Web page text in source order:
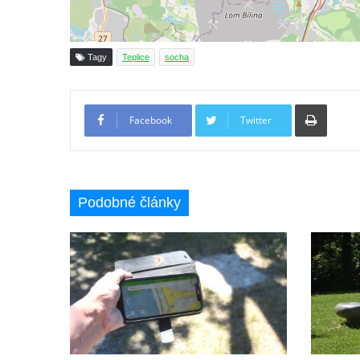
Socha Krista klesajícího pod křížem u
kostela svatého Mikuláše v Českých
Budějovicích
Socha svatého Jana Nepomuckého u
kostela svaté Rodiny v Českých
Socha Tornádo v parku na Senovážném
Sousoší Humanoidi na Lannově třídě v
Českých Budějovicích
Pomník Vojtěcha Adalberta Lanny v parku
Na Sadech v Českých Budějovicích
Pomník Přemysla Otakara II. v parku Na
Tagy Teplice socha
Facebook Twitter
Podobné články